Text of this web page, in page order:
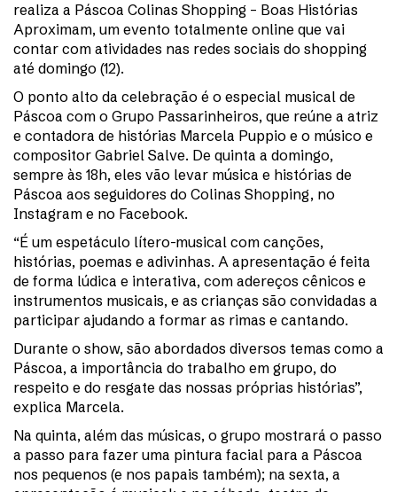
realiza a Páscoa Colinas Shopping – Boas Histórias
Aproximam, um evento totalmente online que vai
contar com atividades nas redes sociais do shopping
até domingo (12).
O ponto alto da celebração é o especial musical de
Páscoa com o Grupo Passarinheiros, que reúne a atriz
e contadora de histórias Marcela Puppio e o músico e
compositor Gabriel Salve. De quinta a domingo,
sempre às 18h, eles vão levar música e histórias de
Páscoa aos seguidores do Colinas Shopping, no
Instagram e no Facebook.
“É um espetáculo lítero-musical com canções,
histórias, poemas e adivinhas. A apresentação é feita
de forma lúdica e interativa, com adereços cênicos e
instrumentos musicais, e as crianças são convidadas a
participar ajudando a formar as rimas e cantando.
Durante o show, são abordados diversos temas como a
Páscoa, a importância do trabalho em grupo, do
respeito e do resgate das nossas próprias histórias”,
explica Marcela.
Na quinta, além das músicas, o grupo mostrará o passo
a passo para fazer uma pintura facial para a Páscoa
nos pequenos (e nos papais também); na sexta, a